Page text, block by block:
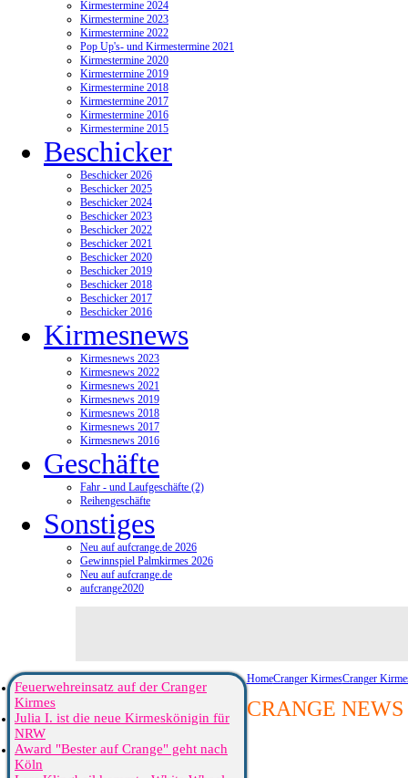
Kirmestermine 2024
Kirmestermine 2023
Kirmestermine 2022
Pop Up's- und Kirmestermine 2021
Kirmestermine 2020
Kirmestermine 2019
Kirmestermine 2018
Kirmestermine 2017
Kirmestermine 2016
Kirmestermine 2015
Beschicker
Beschicker 2026
Beschicker 2025
Beschicker 2024
Beschicker 2023
Beschicker 2022
Beschicker 2021
Beschicker 2020
Beschicker 2019
Beschicker 2018
Beschicker 2017
Beschicker 2016
Kirmesnews
Kirmesnews 2023
Kirmesnews 2022
Kirmesnews 2021
Kirmesnews 2019
Kirmesnews 2018
Kirmesnews 2017
Kirmesnews 2016
Geschäfte
Fahr - und Laufgeschäfte (2)
Reihengeschäfte
Sonstiges
Neu auf aufcrange.de 2026
Gewinnspiel Palmkirmes 2026
Neu auf aufcrange.de
aufcrange2020
HomeCranger KirmesCranger
CRANGE NEWS
Feuerwehreinsatz auf der Cranger
Kirmes
Julia I. ist die neue Kirmeskönigin für
NRW
Award "Bester auf Crange" geht nach
Köln